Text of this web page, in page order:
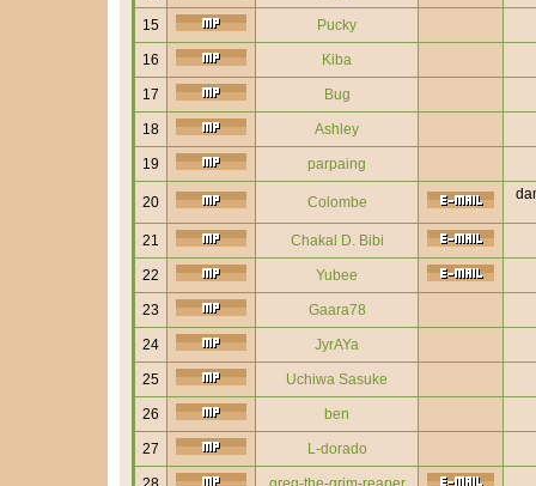
15 Pucky
16 Kiba
17 Bug
18 Ashley
19 parpaing
20 Colombe
21 Chakal D. Bibi
22 Yubee
23 Gaara78
24 JyrAYa
25 Uchiwa Sasuke
26 ben
27 L-dorado